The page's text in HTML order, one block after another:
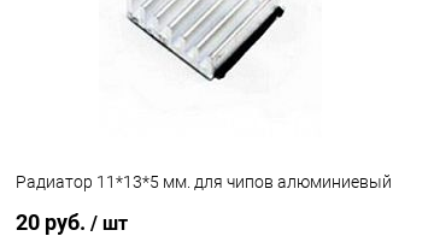
В избранное В наличии (2)
Радиатор 11*13*5 мм. для чипов алюминиевый
20 руб. / шт